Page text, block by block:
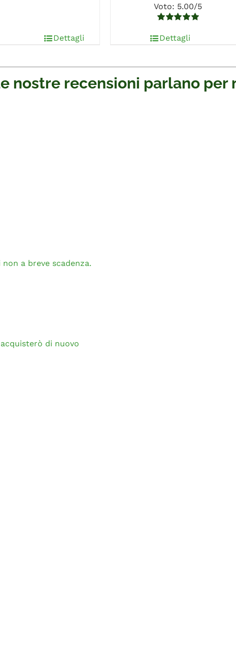
Dettagli
Voto: 5.00/5
su 5
Dettagli
nostre recensioni parlano per
a breve scadenza.
di nuovo